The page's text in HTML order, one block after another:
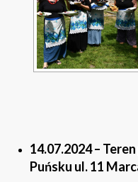
14.07.2024 –
Puńsku ul. 11